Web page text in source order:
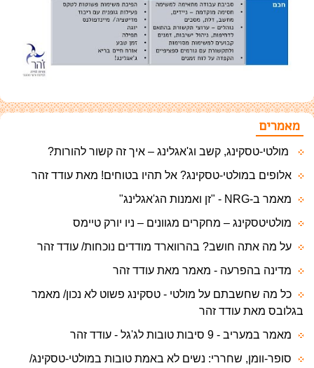
מאמרים
מולטי-טסקינג, קשב וג'אגלינג – איך זה קשור להורות?
אלופים במולטי-טסקינג? אל תהיו בטוחים! מאת עודד זהר
מאמר ב-NRG - "זן ואמנות הג'אגלינג"
מולטיטסקינג – מחקרים מגוונים – ניו יורק טיימס
על מה אתה חושב? בהרווארד מודדים נוכחות/ עודד זהר
מדינה בהפרעה - מאמר מאת עודד זהר
כל מה שחשבתם על מולטי - טסקינג פשוט לא נכון/ מאמר
בגלובס מאת עודד זהר
מאמר במעריב - 9 סיבות טובות לג'גל - עודד זהר
סופר-וומן, שחררי: נשים לא באמת טובות במולטי-טסקינג/